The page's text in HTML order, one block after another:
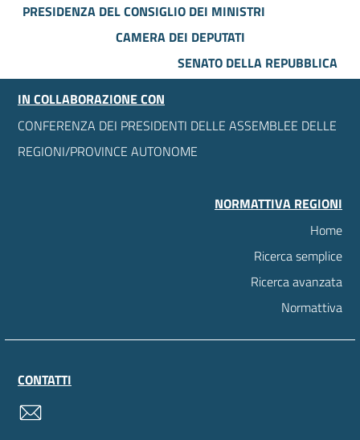
PRESIDENZA DEL CONSIGLIO DEI MINISTRI
CAMERA DEI DEPUTATI
SENATO DELLA REPUBBLICA
IN COLLABORAZIONE CON
CONFERENZA DEI PRESIDENTI DELLE ASSEMBLEE DELLE
REGIONI/PROVINCE AUTONOME
NORMATTIVA REGIONI
Home
Ricerca semplice
Ricerca avanzata
Normattiva
CONTATTI